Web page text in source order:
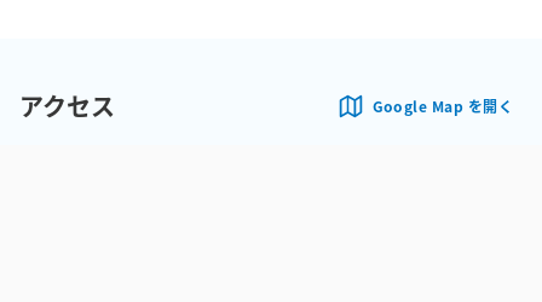
アクセス Google Map を開く